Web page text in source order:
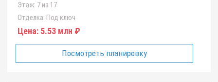
Этаж: 7 из 17
Отделка: Под ключ
Цена: 5.53 млн ₽
Посмотреть планировку